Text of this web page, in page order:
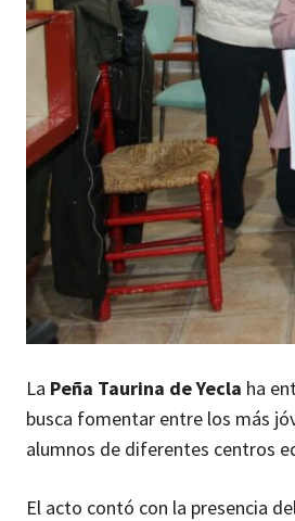
La Peña Taurina de Yecla ha
busca fomentar entre los más
alumnos de diferentes centros
El acto contó con la presencia